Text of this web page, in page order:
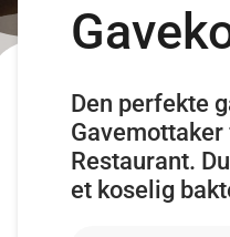
Den perfekte
Restaurant.
et koselig